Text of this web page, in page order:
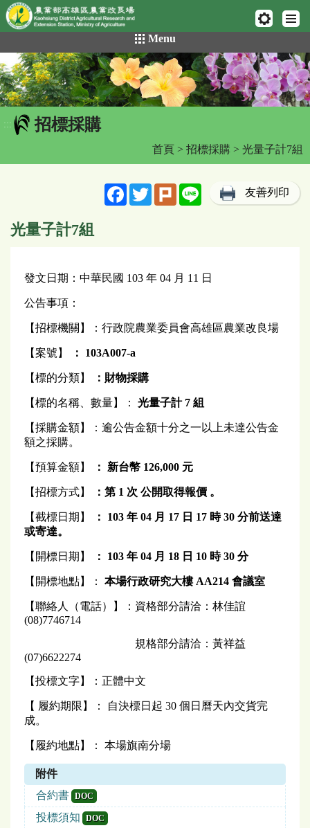
網頁置頂
到
主
要
內
容
區
Menu
::: 招標採購
首頁 > 招標採購 > 光量子計7組
FacebookTwitterPlurk Line 友善列印
光量子計7組
發文日期：中華民國 103 年 04 月 11 日
公告事項：
【招標機關】：行政院農業委員會高雄區農業改良場
【案號】 ： 103A007-a
【標的分類】 ：財物採購
【標的名稱、數量】： 光量子計 7 組
【採購金額】：逾公告金額十分之一以上未達公告金
額之採購。
【預算金額】 ： 新台幣 126,000 元
【招標方式】 ：第 1 次 公開取得報價 。
【截標日期】
： 103 年 04 月 17 日 17 時 30 分前送達
或寄達。
【開標日期】 ： 103 年 04 月 18 日 10 時 30 分
【開標地點】： 本場行政研究大樓 AA214 會議室
【聯絡人（電話）】：資格部分請洽：林佳誼
(08)7746714
規格部分請洽：黃祥益
(07)6622274
【投標文字】：正體中文
【 履約期限】： 自決標日起 30 個日曆天內交貨完
成。
【履約地點】： 本場旗南分場
附件
合約書 DOC
投標須知 DOC